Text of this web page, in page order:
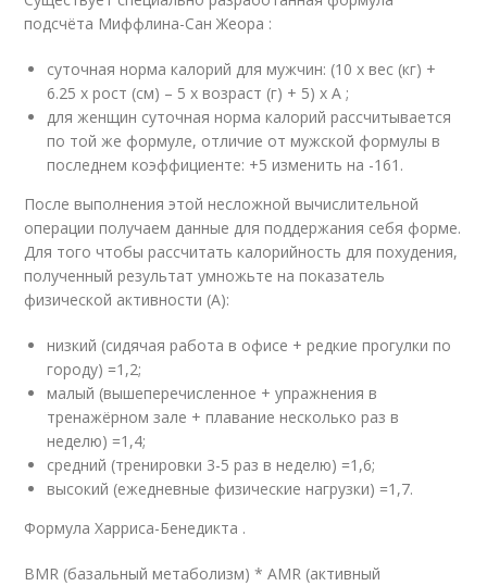
подсчёта Миффлина-Сан Жеора :
суточная норма калорий для мужчин: (10 x вес (кг) +
6.25 x рост (см) – 5 x возраст (г) + 5) x A ;
для женщин суточная норма калорий рассчитывается
по той же формуле, отличие от мужской формулы в
последнем коэффициенте: +5 изменить на -161.
После выполнения этой несложной вычислительной
операции получаем данные для поддержания себя форме.
Для того чтобы рассчитать калорийность для похудения,
полученный результат умножьте на показатель
физической активности (А):
низкий (сидячая работа в офисе + редкие прогулки по
городу) =1,2;
малый (вышеперечисленное + упражнения в
тренажёрном зале + плавание несколько раз в
неделю) =1,4;
средний (тренировки 3-5 раз в неделю) =1,6;
высокий (ежедневные физические нагрузки) =1,7.
Формула Харриса-Бенедикта .
BMR (базальный метаболизм) * AMR (активный